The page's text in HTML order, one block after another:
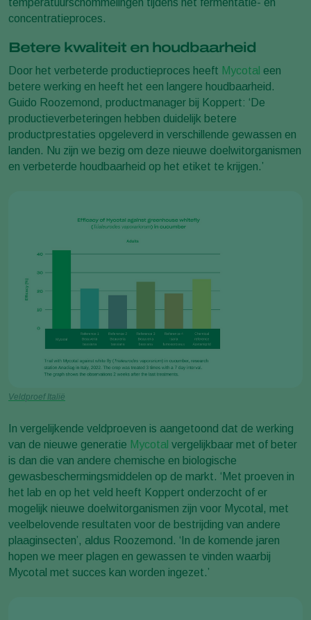
temperatuurschommelingen tijdens het fermentatie- en
concentratieproces.
Betere kwaliteit en houdbaarheid
Door het verbeterde productieproces heeft Mycotal een
betere werking en heeft het een langere houdbaarheid.
Guido Roozemond, productmanager bij Koppert: ‘De
productieverbeteringen hebben duidelijk betere
productprestaties opgeleverd in verschillende gewassen en
landen. Nu zijn we bezig om deze nieuwe doelwitorganismen
en verbeterde houdbaarheid op het etiket te krijgen.’
Veldproef Italië
In vergelijkende veldproeven is aangetoond dat de werking
van de nieuwe generatie Mycotal vergelijkbaar met of beter
is dan die van andere chemische en biologische
gewasbeschermingsmiddelen op de markt. ‘Met proeven in
het lab en op het veld heeft Koppert onderzocht of er
mogelijk nieuwe doelwitorganismen zijn voor Mycotal, met
veelbelovende resultaten voor de bestrijding van andere
plaaginsecten’, aldus Roozemond. ‘In de komende jaren
hopen we meer plagen en gewassen te vinden waarbij
Mycotal met succes kan worden ingezet.’